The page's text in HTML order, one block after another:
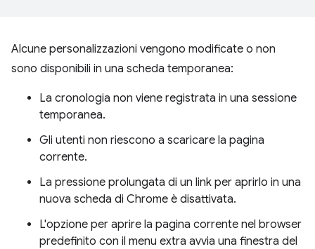
Alcune personalizzazioni vengono modificate o non
sono disponibili in una scheda temporanea:
La cronologia non viene registrata in una sessione
temporanea.
Gli utenti non riescono a scaricare la pagina
corrente.
La pressione prolungata di un link per aprirlo in una
nuova scheda di Chrome è disattivata.
L'opzione per aprire la pagina corrente nel browser
predefinito con il menu extra avvia una finestra del